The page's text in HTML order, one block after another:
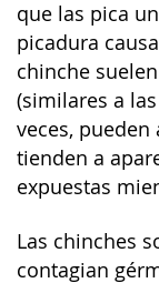
que las pica
picadura
chinche
(similares a
veces, pueden
tienden a
expuestas
Las chinches
contagian